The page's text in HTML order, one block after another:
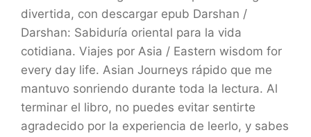
divertida, con descargar epub Darshan /
Darshan: Sabiduría oriental para la vida
cotidiana. Viajes por Asia / Eastern wisdom for
every day life. Asian Journeys rápido que me
mantuvo sonriendo durante toda la lectura. Al
terminar el libro, no puedes evitar sentirte
agradecido por la experiencia de leerlo, y sabes